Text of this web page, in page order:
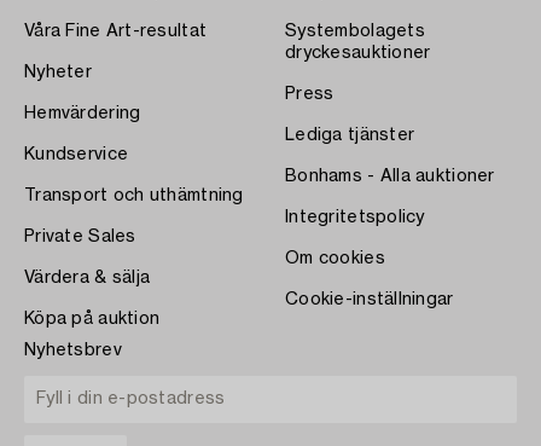
Våra Fine Art-resultat
Nyheter
Hemvärdering
Kundservice
Transport och uthämtning
Private Sales
Värdera & sälja
Köpa på auktion
Systembolagets
dryckesauktioner
Press
Lediga tjänster
Bonhams - Alla auktioner
Integritetspolicy
Om cookies
Cookie-inställningar
Nyhetsbrev